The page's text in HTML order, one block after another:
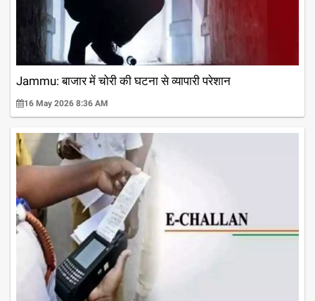
Jammu: बाजार में चोरी की घटना से व्यापारी परेशान
16 May 2026 8:36 AM